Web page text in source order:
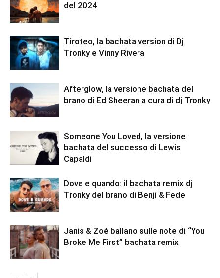
del 2024
Tiroteo, la bachata version di Dj
Tronky e Vinny Rivera
Afterglow, la versione bachata del
brano di Ed Sheeran a cura di dj Tronky
Someone You Loved, la versione
bachata del successo di Lewis
Capaldi
Dove e quando: il bachata remix dj
Tronky del brano di Benji & Fede
Janis & Zoé ballano sulle note di “You
Broke Me First” bachata remix